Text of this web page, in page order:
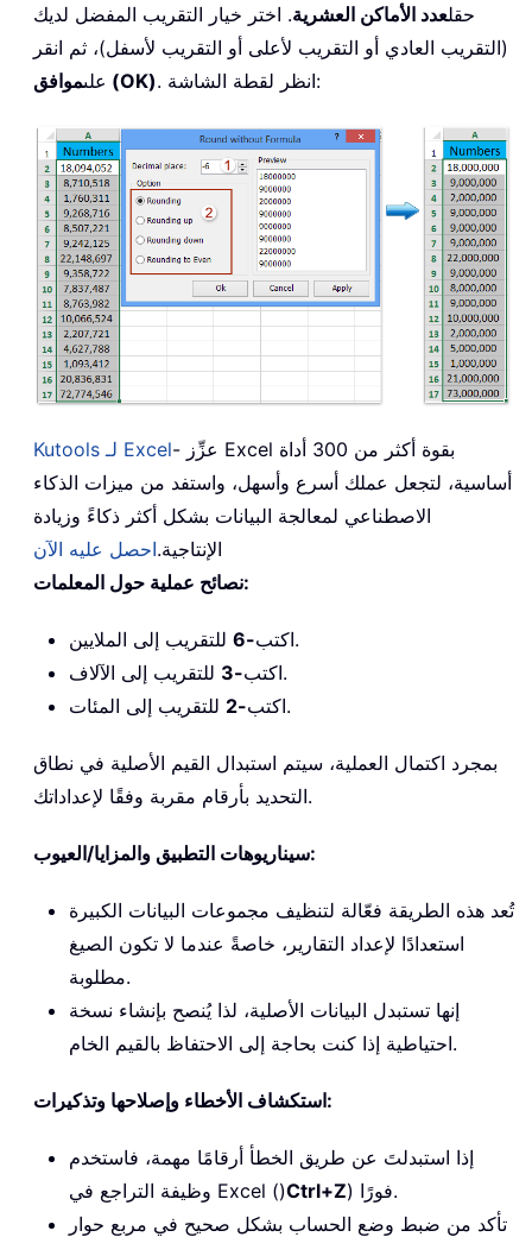
حقلعدد الأماكن العشرية. اختر خيار التقريب المفضل لديك
(التقريب العادي أو التقريب لأعلى أو التقريب لأسفل)، ثم انقر
على موافق (OK) . انظر لقطة الشاشة:
Kutools لـ Excel- عزِّز Excel بقوة أكثر من 300 أداة
أساسية، لتجعل عملك أسرع وأسهل، واستفد من ميزات الذكاء
الاصطناعي لمعالجة البيانات بشكل أكثر ذكاءً وزيادة
الإنتاجية.احصل عليه الآن
نصائح عملية حول المعلمات:
اكتب-6
للتقريب إلى الملايين.
اكتب-3
للتقريب إلى الآلاف.
اكتب-2 للتقريب إلى المئات.
بمجرد اكتمال العملية، سيتم استبدال القيم الأصلية في نطاق
التحديد بأرقام مقربة وفقًا لإعداداتك.
سيناريوهات التطبيق والمزايا/العيوب:
تُعد هذه الطريقة فعّالة لتنظيف مجموعات البيانات الكبيرة
استعدادًا لإعداد التقارير، خاصةً عندما لا تكون الصيغ
مطلوبة.
إنها تستبدل البيانات الأصلية، لذا يُنصح بإنشاء نسخة
احتياطية إذا كنت بحاجة إلى الاحتفاظ بالقيم الخام.
استكشاف الأخطاء وإصلاحها وتذكيرات:
إذا استبدلتَ عن طريق الخطأ أرقامًا مهمة، فاستخدم
وظيفة التراجع في Excel ()Ctrl+Z
) فورًا.
تأكد من ضبط وضع الحساب بشكل صحيح في مربع حوار